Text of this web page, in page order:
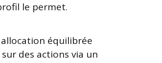
le permet.
équilibrée
des actions via un